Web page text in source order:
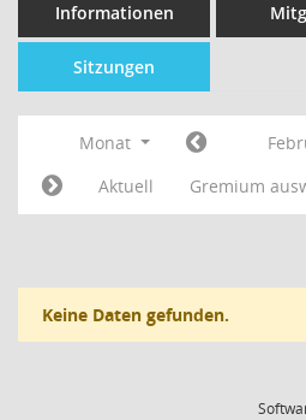
Informationen
Sitzungen
Monat
Aktuell
Gremium
Keine Daten gefunden.